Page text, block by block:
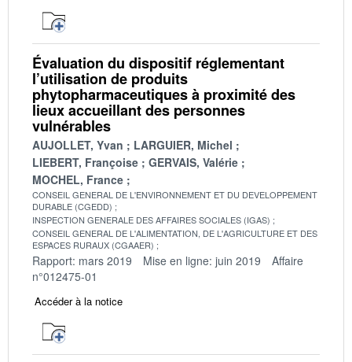
Évaluation du dispositif réglementant
l’utilisation de produits
phytopharmaceutiques à proximité des
lieux accueillant des personnes
vulnérables
AUJOLLET, Yvan
LARGUIER, Michel
LIEBERT, Françoise
GERVAIS, Valérie
MOCHEL, France
CONSEIL GENERAL DE L'ENVIRONNEMENT ET DU DEVELOPPEMENT
DURABLE (CGEDD)
INSPECTION GENERALE DES AFFAIRES SOCIALES (IGAS)
CONSEIL GENERAL DE L'ALIMENTATION, DE L'AGRICULTURE ET DES
ESPACES RURAUX (CGAAER)
Rapport: mars 2019 Mise en ligne: juin 2019
Affaire
n°012475-01
Accéder à la notice